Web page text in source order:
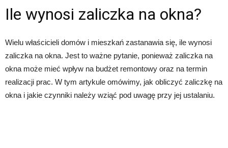
Ile wynosi zaliczka na okna?
Wielu właścicieli domów i mieszkań zastanawia się, ile wynosi
zaliczka na okna. Jest to ważne pytanie, ponieważ zaliczka na
okna może mieć wpływ na budżet remontowy oraz na termin
realizacji prac. W tym artykule omówimy, jak obliczyć zaliczkę na
okna i jakie czynniki należy wziąć pod uwagę przy jej ustalaniu.